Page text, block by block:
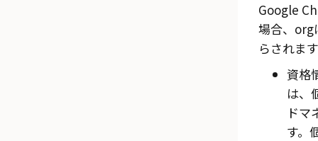
Google
場合、org
らされま
資格
は、
ドマ
す。